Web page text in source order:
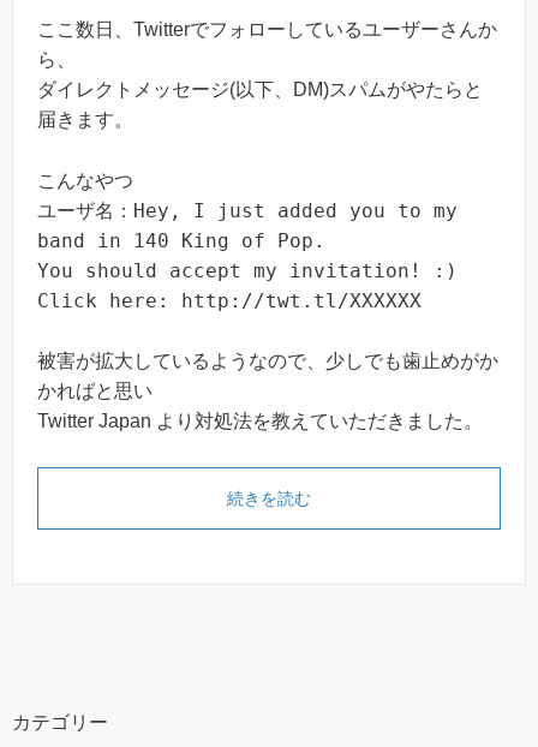
ここ数日、Twitterでフォローしているユーザーさんか
ら、
ダイレクトメッセージ(以下、DM)スパムがやたらと
届きます。
こんなやつ
ユーザ名：Hey, I just added you to my
band in 140 King of Pop.
You should accept my invitation! :)
Click here: http://twt.tl/XXXXXX
被害が拡大しているようなので、少しでも歯止めがか
かればと思い
Twitter Japan より対処法を教えていただきました。
続きを読む
カテゴリー